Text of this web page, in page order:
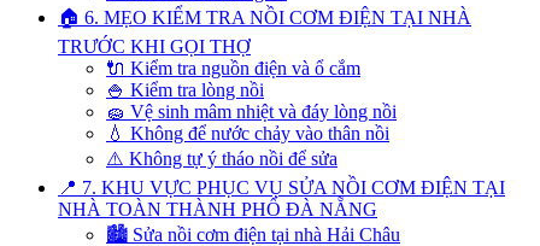
🏠 6. MẸO KIỂM TRA NỒI CƠM ĐIỆN TẠI NHÀ
TRƯỚC KHI GỌI THỢ
🔌 Kiểm tra nguồn điện và ổ cắm
🍚 Kiểm tra lòng nồi
🧽 Vệ sinh mâm nhiệt và đáy lòng nồi
💧 Không để nước chảy vào thân nồi
⚠️ Không tự ý tháo nồi để sửa
📍 7. KHU VỰC PHỤC VỤ SỬA NỒI CƠM ĐIỆN TẠI
NHÀ TOÀN THÀNH PHỐ ĐÀ NẴNG
🏙️ Sửa nồi cơm điện tại nhà Hải Châu